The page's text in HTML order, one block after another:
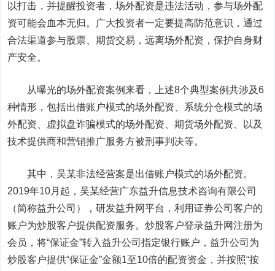
以打击，并提醒投资者，场外配资是违法活动，参与场外配
资可能会血本无归。广大投资者一定要提高防范意识，通过
合法渠道参与股票、期货交易，远离场外配资，保护自身财
产安全。
从曝光的场外配资案例来看，上述8个典型案例共涉及6
种情形，包括出借账户模式的场外配资、系统分仓模式的场
外配资、虚拟盘诈骗模式的场外配资、期货场外配资、以及
技术提供商和营销推广服务方被刑事判决等。
其中，吴某非法经营案是出借账户模式的场外配资。
2019年10月起，吴某经营广东益升信息技术咨询有限公司
（简称益升公司），研发益升网平台，利用证券公司客户的
账户为炒股客户提供配资服务。炒股客户登录益升网注册为
会员，将“保证金”转入益升公司指定银行账户，益升公司为
炒股客户提供“保证金”金额1至10倍的配资资金，并按照“按